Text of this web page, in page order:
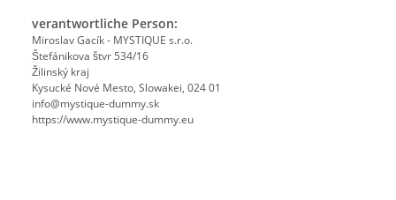
verantwortliche Person:
Miroslav Gacík - MYSTIQUE s.r.o.
Štefánikova štvr 534/16
Žilinský kraj
Kysucké Nové Mesto, Slowakei, 024 01
info@mystique-dummy.sk
https://www.mystique-dummy.eu